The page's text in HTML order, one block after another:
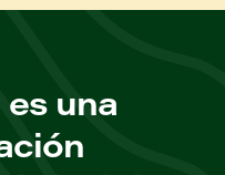
una